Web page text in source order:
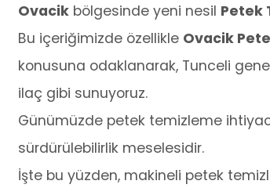
Ovacik bölgesinde yeni nesil Petek
Bu içeriğimizde özellikle Ovacik
konusuna odaklanarak, Tunceli
ilaç gibi sunuyoruz.
Günümüzde petek temizleme
sürdürülebilirlik meselesidir.
İşte bu yüzden, makineli petek